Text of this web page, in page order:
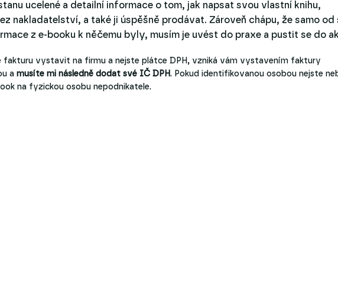
ucelené a detailní informace o tom, jak napsat svou vlastní knihu,
nakladatelství, a také ji úspěšně prodávat. Zároveň chápu, že samo od
z e-booku k něčemu byly, musím je uvést do praxe a pustit se do
fakturu vystavit na firmu a nejste plátce DPH, vzniká vám vystavením faktury
a musíte mi následně dodat své IČ DPH. Pokud identifikovanou osobou nejste
na fyzickou osobu nepodnikatele.